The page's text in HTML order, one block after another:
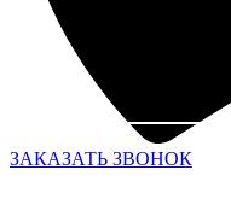
ЗАКАЗАТЬ ЗВОНОК